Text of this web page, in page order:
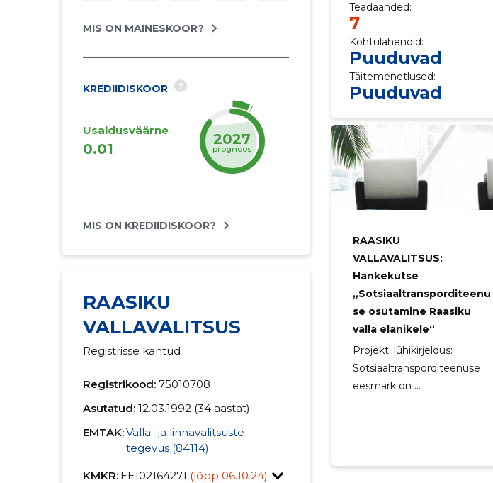
MIS ON MAINESKOOR?
KREDIIDISKOOR ?
Usaldusväärne
0.01
2027
prognoos
MIS ON KREDIIDISKOOR?
RAASIKU
VALLAVALITSUS
Registrisse kantud
Registrikood: 75010708
Asutatud: 12.03.1992 (34 aastat)
EMTAK:Valla- ja linnavalitsuste
tegevus (84114)
KMKR: EE102164271 (lõpp 06.10.24)
Teadaanded:
7
Kohtulahendid:
Puuduvad
Täitemenetlused:
Puuduvad
RAASIKU
VALLAVALITSUS:
Hankekutse
„Sotsiaaltransporditeenu
se osutamine Raasiku
valla elanikele“
Projekti lühikirjeldus:
Sotsiaaltransporditeenuse
eesmärk on ...